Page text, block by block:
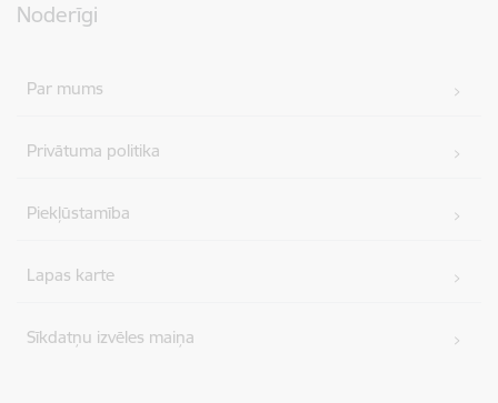
Noderīgi
Par mums
Privātuma politika
Piekļūstamība
Lapas karte
Sīkdatņu izvēles maiņa